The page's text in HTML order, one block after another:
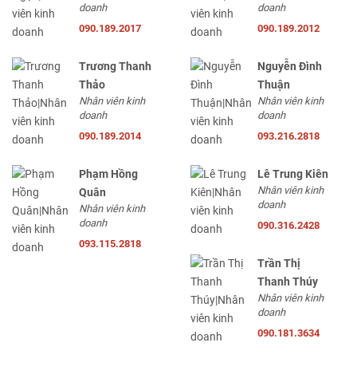
doanh
090.189.2017
doanh
090.189.2012
Trương Thanh
Thảo
Nhân viên kinh
doanh
090.189.2014
Nguyễn Đình
Thuận
Nhân viên kinh
doanh
093.216.2818
Phạm Hồng
Quân
Nhân viên kinh
doanh
093.115.2818
Lê Trung Kiên
Nhân viên kinh
doanh
090.316.2428
Trần Thị
Thanh Thúy
Nhân viên kinh
doanh
090.181.3634